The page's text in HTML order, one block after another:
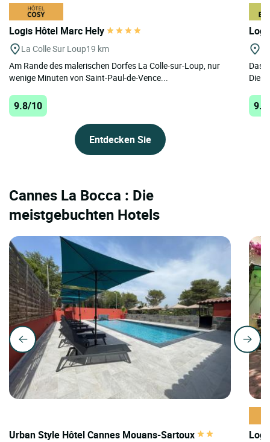
Logis Hôtel Marc Hely
La Colle Sur Loup19 km
Am Rande des malerischen Dorfes La Colle-sur-Loup, nur
wenige Minuten von Saint-Paul-de-Vence...
9.8/10
Entdecken Sie
Das
Cannes La Bocca : Die
meistgebuchten Hotels
Urban Style Hôtel Cannes Mouans-Sartoux